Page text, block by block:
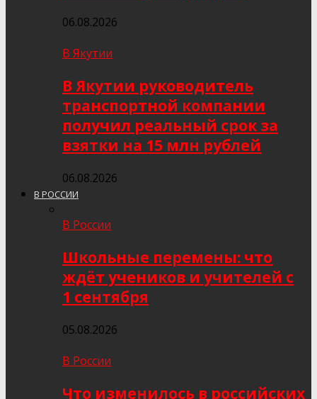
06.08.2026
В Якутии
В Якутии руководитель
транспортной компании
получил реальный срок за
взятки на 15 млн рублей
06.08.2026
В РОССИИ
В России
Школьные перемены: что
ждёт учеников и учителей с
1 сентября
05.08.2026
В России
Что изменилось в российских